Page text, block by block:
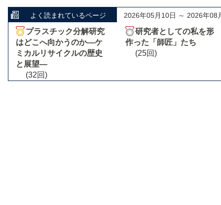
よく読まれているページ 2026年05月10日 ～ 2026年08
プラスチック分解研究
はどこへ向かうのか―ケ
ミカルリサイクルの歴史
と展望―
(32回)
研究者としての私を形
作った「師匠」たち
(25回)